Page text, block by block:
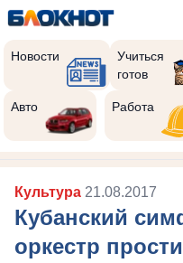
Новости
Учиться
готов
Авто Работа
Культура 21.08.2017
Кубанский
оркестр